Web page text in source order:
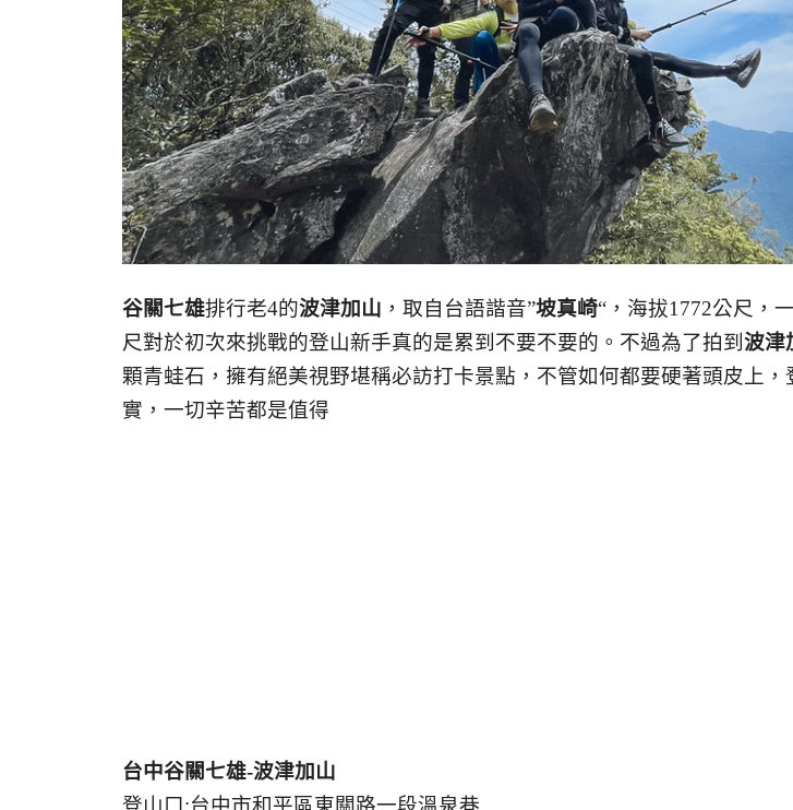
谷關七雄排行老4的波津加山 ，取自台語諧音”坡真崎“，海拔1772公尺，
尺對於初次來挑戰的登山新手真的是累到不要不要的。不過為了拍到 波津
顆青蛙石，擁有絕美視野堪稱必訪打卡景點，不管如何都要硬著頭皮上，
實，一切辛苦都是值得
台中谷關七雄-波津加山
登山口:台中市和平區東關路一段溫泉巷